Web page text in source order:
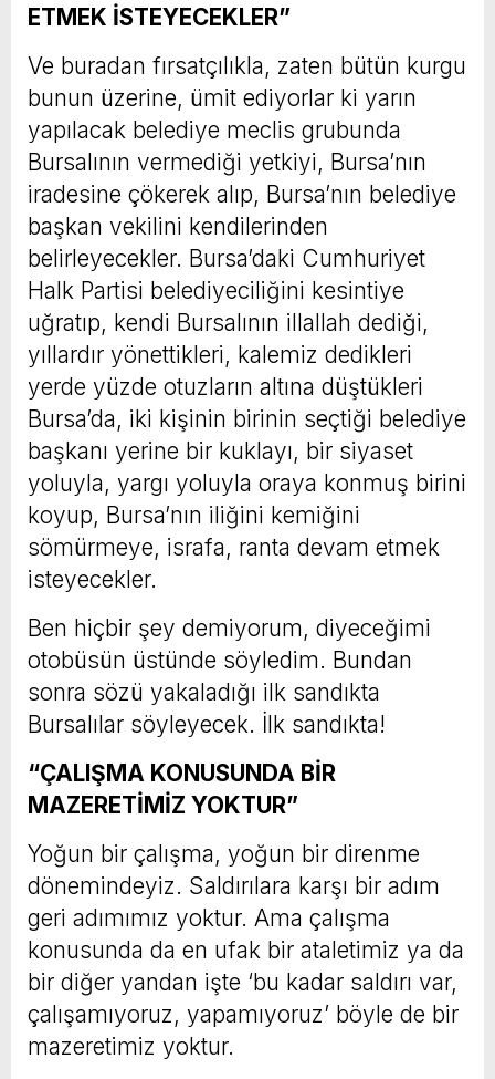
ETMEK İSTEYECEKLER”
Ve buradan fırsatçılıkla, zaten bütün kurgu
bunun üzerine, ümit ediyorlar ki yarın
yapılacak belediye meclis grubunda
Bursalının vermediği yetkiyi, Bursa’nın
iradesine çökerek alıp, Bursa’nın belediye
başkan vekilini kendilerinden
belirleyecekler. Bursa’daki Cumhuriyet
Halk Partisi belediyeciliğini kesintiye
uğratıp, kendi Bursalının illallah dediği,
yıllardır yönettikleri, kalemiz dedikleri
yerde yüzde otuzların altına düştükleri
Bursa’da, iki kişinin birinin seçtiği belediye
başkanı yerine bir kuklayı, bir siyaset
yoluyla, yargı yoluyla oraya konmuş birini
koyup, Bursa’nın iliğini kemiğini
sömürmeye, israfa, ranta devam etmek
isteyecekler.
Ben hiçbir şey demiyorum, diyeceğimi
otobüsün üstünde söyledim. Bundan
sonra sözü yakaladığı ilk sandıkta
Bursalılar söyleyecek. İlk sandıkta!
“ÇALIŞMA KONUSUNDA BİR
MAZERETİMİZ YOKTUR”
Yoğun bir çalışma, yoğun bir direnme
dönemindeyiz. Saldırılara karşı bir adım
geri adımımız yoktur. Ama çalışma
konusunda da en ufak bir ataletimiz ya da
bir diğer yandan işte ‘bu kadar saldırı var,
çalışamıyoruz, yapamıyoruz’ böyle de bir
mazeretimiz yoktur.